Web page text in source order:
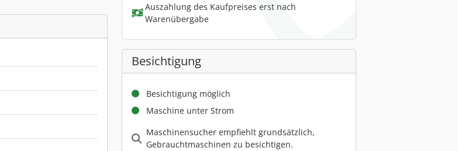
Auszahlung des Kaufpreises erst nach
Warenübergabe
Besichtigung
Besichtigung möglich
Maschine unter Strom
Maschinensucher empfiehlt grundsätzlich,
Gebrauchtmaschinen zu besichtigen.